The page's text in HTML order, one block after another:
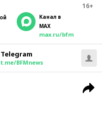
16+
Канал в
MAX
max.ru/bfm
Telegram
t.me/BFMnews